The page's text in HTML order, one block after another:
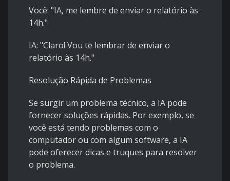
Você: "IA, me lembre de enviar o relatório às
14h."
IA: "Claro! Vou te lembrar de enviar o
relatório às 14h."
Resolução Rápida de Problemas
Se surgir um problema técnico, a IA pode
fornecer soluções rápidas. Por exemplo, se
você está tendo problemas com o
computador ou com algum software, a IA
pode oferecer dicas e truques para resolver
o problema.